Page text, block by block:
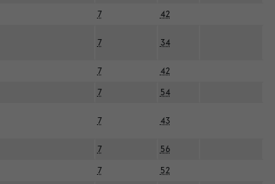
7 42
7 34
7
42
7 54
7 43
7
56
7
52